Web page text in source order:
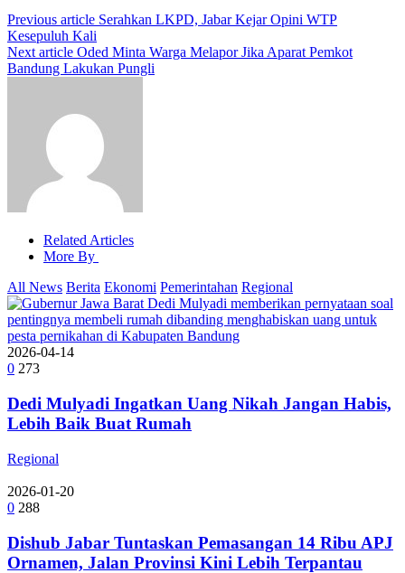
Previous article Serahkan LKPD, Jabar Kejar Opini WTP
Kesepuluh Kali
Next article Oded Minta Warga Melapor Jika Aparat Pemkot
Bandung Lakukan Pungli
Related Articles
More By
All News Berita Ekonomi Pemerintahan Regional
2026-04-14
0 273
Dedi Mulyadi Ingatkan Uang Nikah Jangan Habis,
Lebih Baik Buat Rumah
Regional
2026-01-20
0 288
Dishub Jabar Tuntaskan Pemasangan 14 Ribu APJ
Ornamen, Jalan Provinsi Kini Lebih Terpantau